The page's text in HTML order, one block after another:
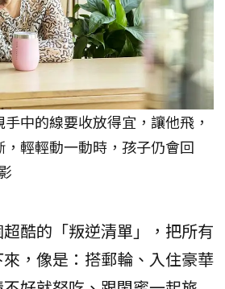
中的線要收放得宜，讓他飛，
輕輕動一動時，孩子仍會回
酷的「叛逆清單」，把所有
，像是：搭郵輪、入住豪華